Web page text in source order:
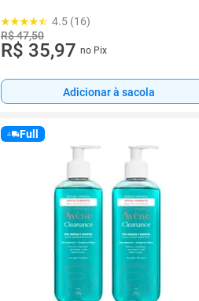
4.5 (16)
R$ 47,50
R$ 35,97 no Pix
Adicionar à sacola
Full